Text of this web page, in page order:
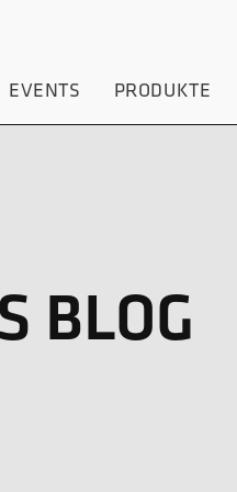
EVENTS PRODUKTE
BLOG